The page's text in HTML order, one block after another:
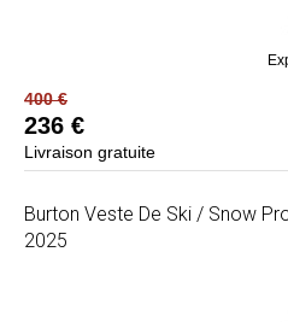
400 €
236 €
Livraison gratuite
Burton Veste De Ski / Snow
2025